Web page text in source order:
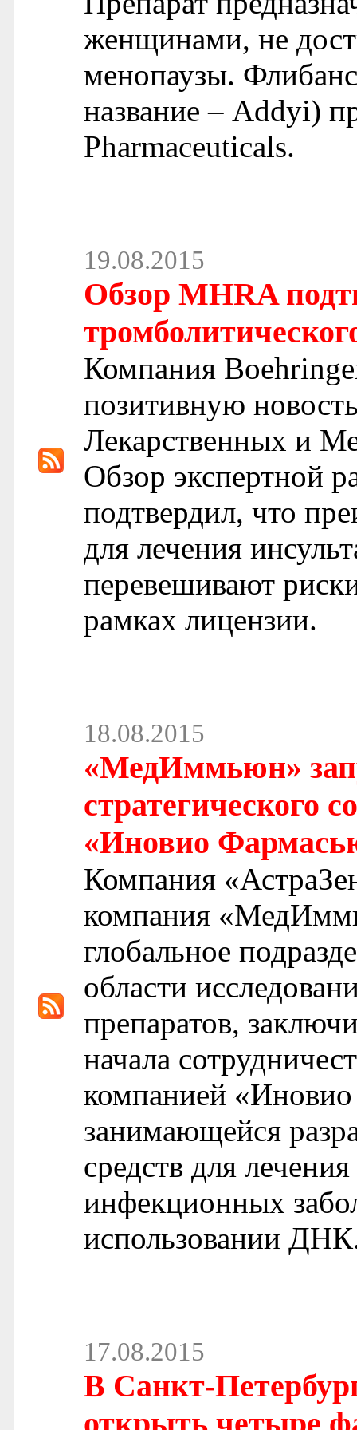
женщинами, не
менопаузы.
название – Addyi)
Pharmaceuticals.
19.08.2015
Обзор MHRA
Компания
позитивную
Лекарственных и
Обзор экспертной
подтвердил, что
для лечения
перевешивают
рамках лицензии.
18.08.2015
«МедИммьюн»
стратегического
«Иновио
Компания
компания
глобальное
области
препаратов,
начала
компанией
занимающейся
средств для
инфекционных
использовании
17.08.2015
В Санкт-